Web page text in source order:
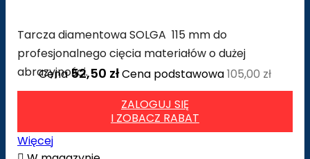
Tarcza diamentowa SOLGA 115 mm do
profesjonalnego cięcia materiałów o dużej
abrazyjności.
Cena52,50 złCena podstawowa105,00 zł
ZALOGUJ SIĘ
I ZOBACZ RABAT
Więcej